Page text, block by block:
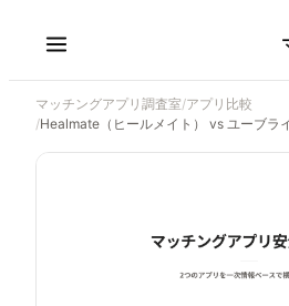
マッチングアプリ調査室/アプリ比較
/Healmate（ヒールメイト） vs ユーブラ